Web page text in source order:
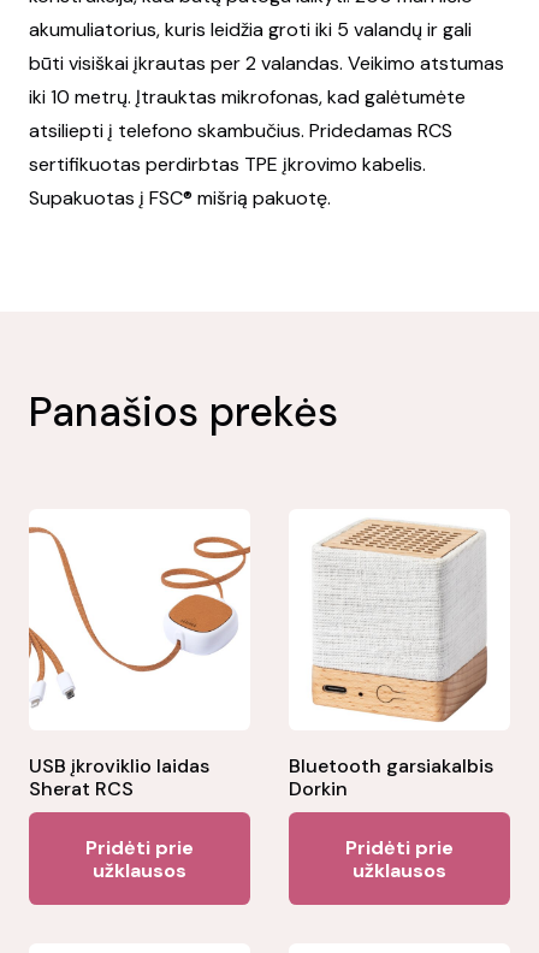
akumuliatorius, kuris leidžia groti iki 5 valandų ir gali
būti visiškai įkrautas per 2 valandas. Veikimo atstumas
iki 10 metrų. Įtrauktas mikrofonas, kad galėtumėte
atsiliepti į telefono skambučius. Pridedamas RCS
sertifikuotas perdirbtas TPE įkrovimo kabelis.
Supakuotas į FSC® mišrią pakuotę.
Panašios prekės
USB įkroviklio laidas
Sherat RCS
Pridėti prie
užklausos
Bluetooth garsiakalbis
Dorkin
Pridėti prie
užklausos